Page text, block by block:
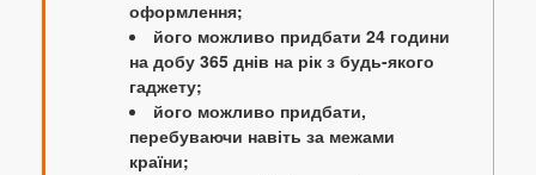
оформлення;
його можливо придбати 24 години
на добу 365 днів на рік з будь-якого
гаджету;
його можливо придбати,
перебуваючи навіть за межами
країни;